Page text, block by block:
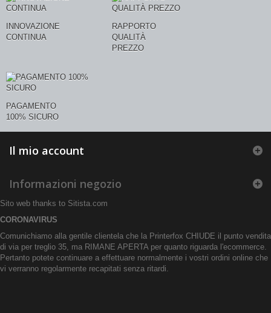
INNOVAZIONE
CONTINUA
RAPPORTO
QUALITÀ
PREZZO
PAGAMENTO
100% SICURO
Il mio account
Informazioni negozio
Sito web thanks to Sitista.com
CORONAVIRUS
Comunichiamo alla gentile clientela che la Printerfox CHIUDE il punto vendita
di via per treglio 35, ma RIMANE APERTA per quanto riguarda l'ecommerce.
Pertanto potete continuare a effettuare normalmente i vostri ordini online che
vi verranno regolarmente recapitati senza ritardi.